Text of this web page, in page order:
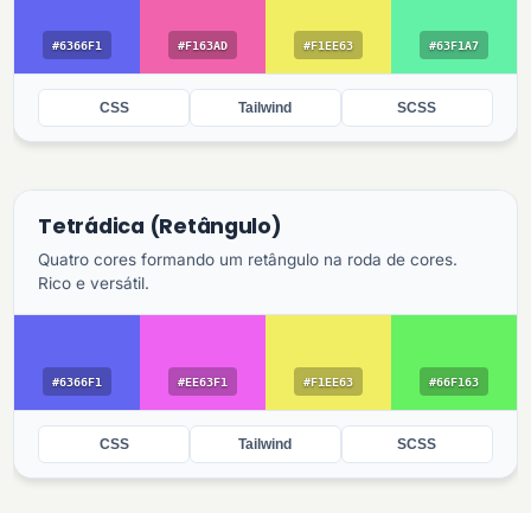
#6366F1 #F163AD #F1EE63 #63F1A7
CSS Tailwind SCSS
Tetrádica (Retângulo)
Quatro cores formando um retângulo na roda de cores.
Rico e versátil.
#6366F1 #EE63F1 #F1EE63 #66F163
CSS Tailwind SCSS